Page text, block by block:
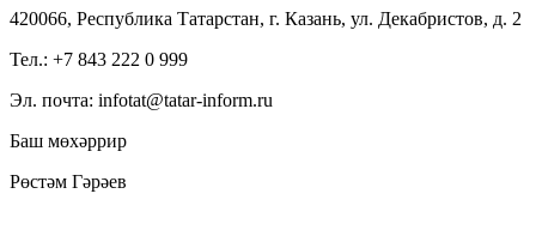
420066, Республика Татарстан, г. Казань, ул. Декабристов, д. 2
Тел.: +7 843 222 0 999
Эл. почта: infotat@tatar-inform.ru
Баш мөхәррир
Рөстәм Гәрәев